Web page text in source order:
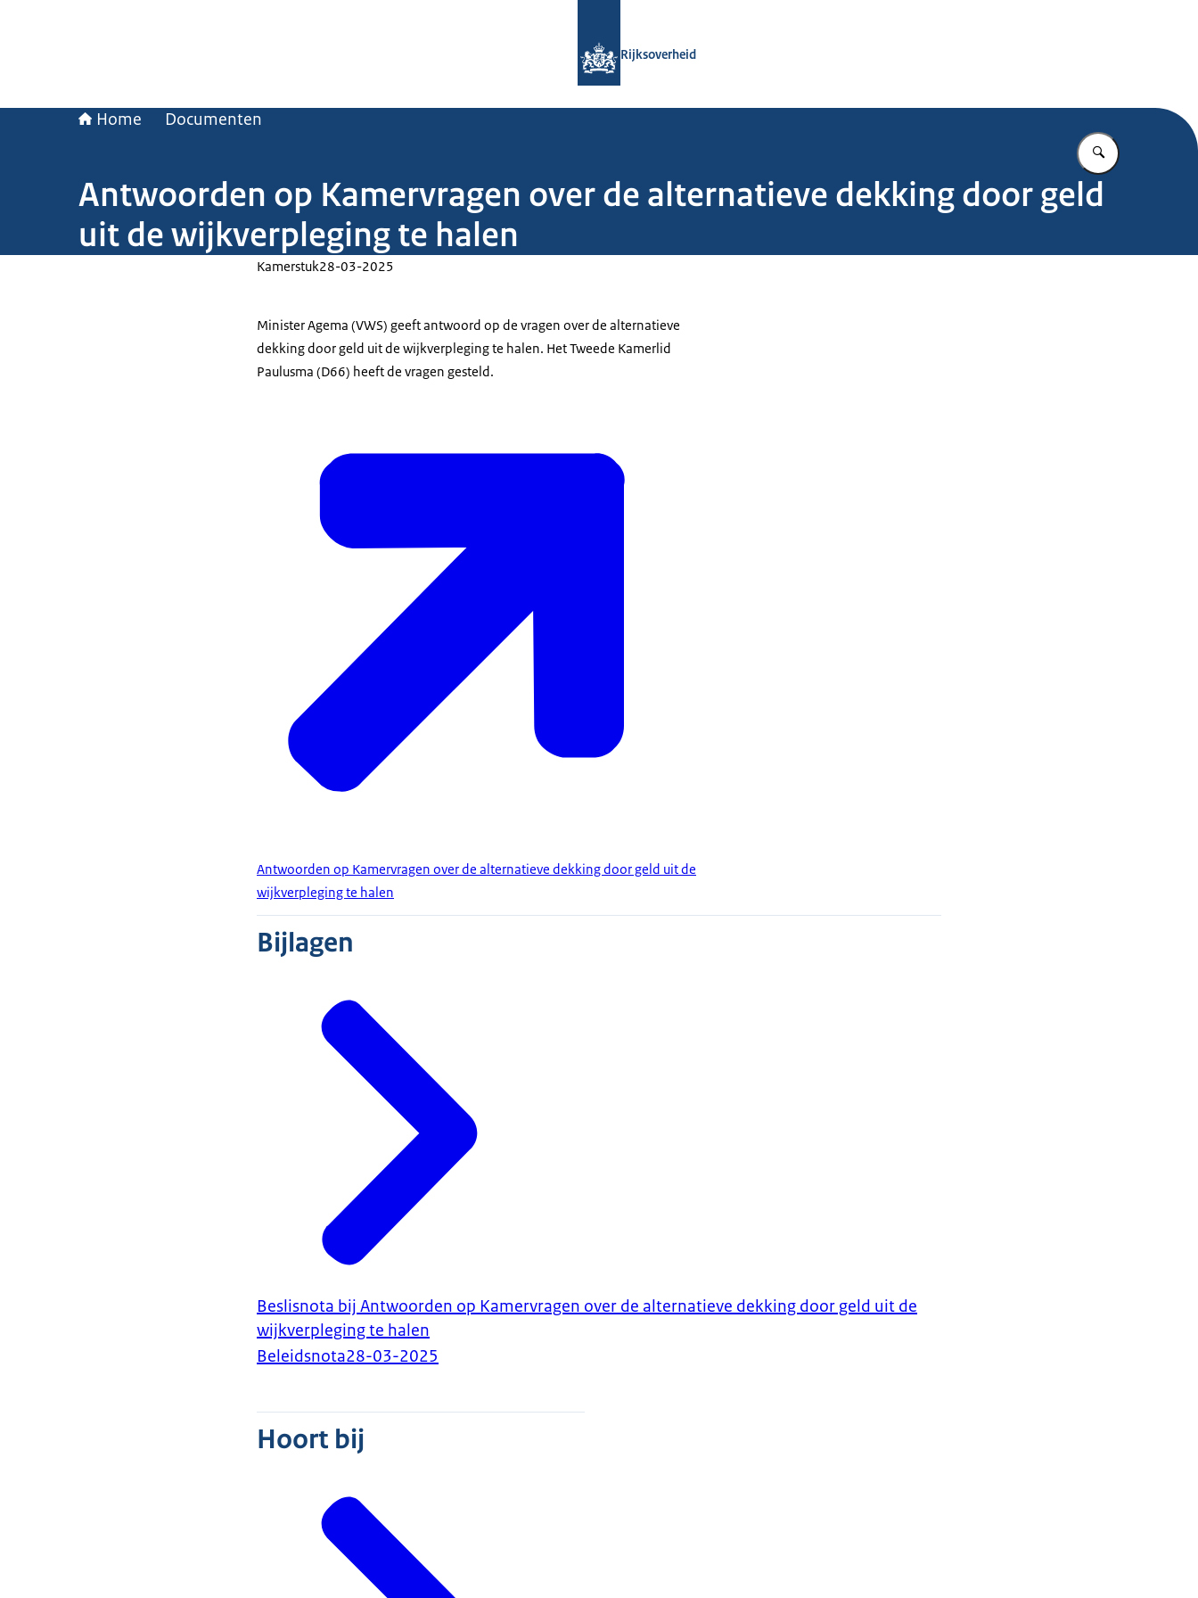
Rijksoverheid
Home Documenten
Vul in wat u
Antwoorden op Kamervragen over de alternatieve dekking door geld
uit de wijkverpleging te halen
Kamerstuk28-03-2025
Minister Agema (VWS) geeft antwoord op de vragen over de alternatieve
dekking door geld uit de wijkverpleging te halen. Het Tweede Kamerlid
Paulusma (D66) heeft de vragen gesteld.
Antwoorden op Kamervragen over de alternatieve dekking door geld uit de
wijkverpleging te halen
Bijlagen
Beslisnota bij Antwoorden op Kamervragen over de alternatieve dekking door geld uit de
wijkverpleging te halen
Beleidsnota28-03-2025
Hoort bij